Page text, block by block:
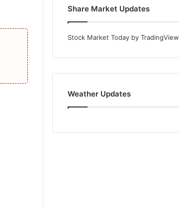
Share Market Updates
Stock Market Today by TradingView
Weather Updates